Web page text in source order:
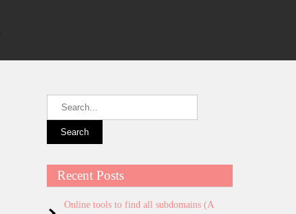
Recent Posts
Online tools to find all subdomains (A